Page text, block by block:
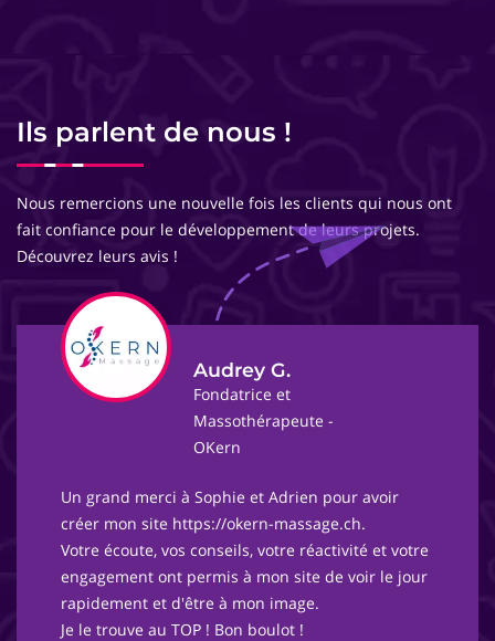
Ils parlent de nous !
Nous remercions une nouvelle fois les clients qui nous ont
fait confiance pour le développement de leurs projets.
Découvrez leurs avis !
Audrey G.
Fondatrice et
Massothérapeute -
OKern
Un grand merci à Sophie et Adrien pour avoir
créer mon site https://okern-massage.ch.
Votre écoute, vos conseils, votre réactivité et votre
engagement ont permis à mon site de voir le jour
rapidement et d'être à mon image.
Je le trouve au TOP ! Bon boulot !